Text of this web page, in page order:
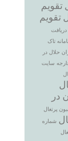
تقویم
تقویم
دریافت
تاک
حلال در
سایت
در
پرتغال
شماره